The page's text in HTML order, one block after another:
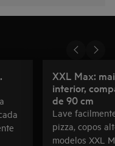
XXL Max:
interior,
de 90 cm
Lave
pizza, copos
modelos XXL